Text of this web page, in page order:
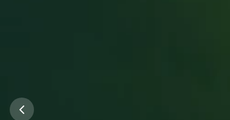
Envie sua
Médica